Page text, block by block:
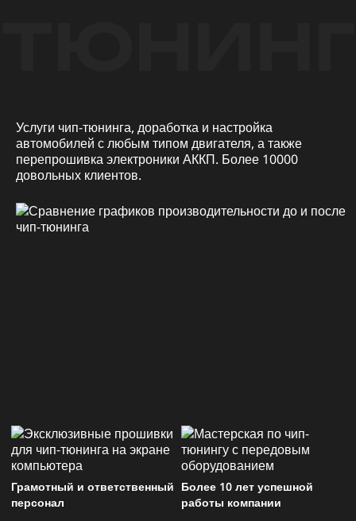
Услуги чип-тюнинга, доработка и настройка
автомобилей с любым типом двигателя, а также
перепрошивка электроники АККП. Более 10000
довольных клиентов.
Грамотный и ответственный
персонал
Более 10 лет успешной
работы компании